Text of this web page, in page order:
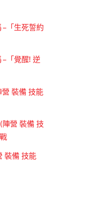
「生死誓約
–「覺醒! 逆
裝備 技能
陣營 裝備 技
裝備 技能